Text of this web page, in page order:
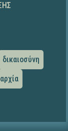
δικαιοσύνη